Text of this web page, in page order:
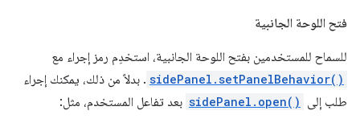
فتح اللوحة الجانبية
للسماح للمستخدمين بفتح اللوحة الجانبية، استخدِم رمز إجراء مع
sidePanel.setPanelBehavior() . بدلاً من ذلك، يمكنك إجراء
طلب إلى sidePanel.open() بعد تفاعل المستخدم، مثل: